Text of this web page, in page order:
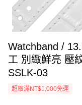
Watchband /
工 別緻鮮亮 壓
SSLK-03
超取滿NT$1,000免運